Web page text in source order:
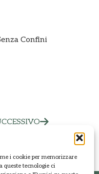
i cookie per memorizzare
queste tecnologie ci
Confini